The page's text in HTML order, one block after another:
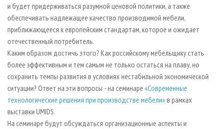
и будет придерживаться разумной ценовой политики, а также
обеспечивать надлежащее качество производимой мебели,
приближающееся к европейским стандартам, которое и ожидает
отечественный потребитель.
Каким образом достичь этого? Как российскому мебельщику cтать
более эффективным и тем самым не только остаться на плаву, но
сохранить темпы развития в условиях нестабильной экономической
ситуации? Ответ на эти вопросы - на семинаре «Современные
технологические решения при производстве мебели»в рамках
выставки UMIDS.
На семинаре будут обсуждаться организационные аспекты и